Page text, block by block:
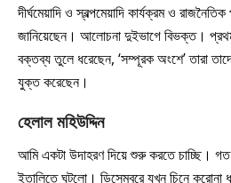
দীর্ঘমেয়াদি ও স্বল্পমেয়াদি কার্যক্রম ও
জানিয়েছেন। আলোচনা দুইভাগে বিভক্ত।
বক্তব্য তুলে ধরেছেন, ‘সম্পূরক অংশে’ তারা
যুক্ত করেছেন।
হেলালমহিউদ্দিন
আমি একটা উদাহরণ দিয়ে শুরু করতে চাচ্ছি। গত
ইতালিতে ঘটলো। ডিসেম্বরে যখন চিনে